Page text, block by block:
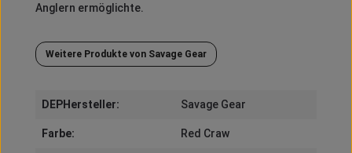
Anglern ermöglichte.
Weitere Produkte von Savage Gear
DEPHersteller: Savage Gear
Farbe: Red Craw